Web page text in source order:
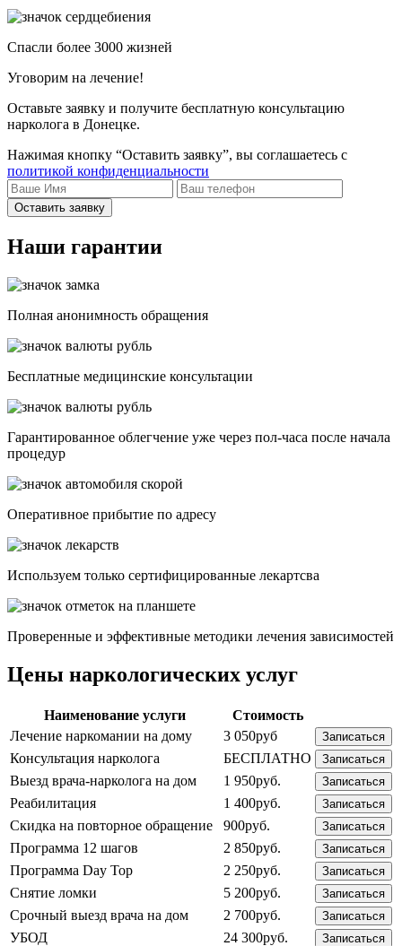
Спасли более 3000 жизней
Уговорим на лечение!
Оставьте заявку и получите бесплатную консультацию
нарколога в Донецке.
Нажимая кнопку “Оставить заявку”, вы соглашаетесь с
политикой конфиденциальности
Оставить заявку
Наши гарантии
Полная анонимность обращения
Бесплатные медицинские консультации
Гарантированное облегчение уже через пол-часа после начала
процедур
Опеpативное прибытие по адресу
Используем только сертифицированные лекартсва
Проверенные и эффективные методики лечения зависимостей
Цены наркологических услуг
Наименование услуги
Стоимость
Лечение наркомании на дому
3 050руб Записаться
Консультация нарколога БЕСПЛАТНО Записаться
Выезд врача-нарколога на дом 1 950руб. Записаться
Реабилитация 1 400руб. Записаться
Скидка на повторное обращение 900руб. Записаться
Программа 12 шагов 2 850руб. Записаться
Программа Day Top 2 250руб. Записаться
Снятие ломки 5 200руб. Записаться
Срочный выезд врача на дом 2 700руб. Записаться
УБОД 24 300руб. Записаться